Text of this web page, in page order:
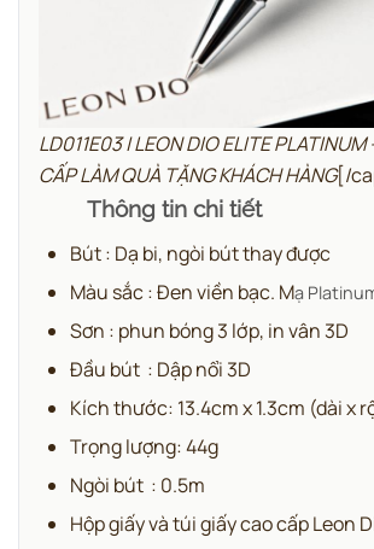
LD011E03 | LEON DIO ELITE
CẤP LÀM QUÀ TẶNG KHÁCH HÀNG[/
Thông tin chi tiết
Bút : Dạ bi, ngòi bút thay được
Màu sắc : Đen viền bạc. Mạ
Sơn : phun bóng 3 lớp, in vân 3D
Đầu bút : Dập nổi 3D
Kích thước: 13.4cm x 1.3cm (dài x
Trọng lượng: 44g
Ngòi bút : 0.5m
Hộp giấy và túi giấy cao cấp Leon